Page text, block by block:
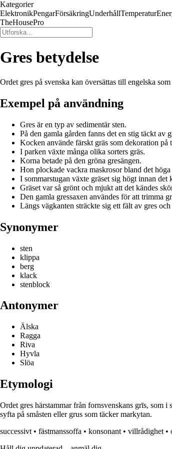
Kategorier
ElektronikPengarFörsäkringUnderhållTemperatur
TheHousePro
Gres betydelse
Ordet gres på svenska kan översättas till engelska
Exempel på användning
Gres är en typ av sedimentär sten.
På den gamla gården fanns det en stig täckt av
Kocken använde färskt gräs som dekoration på
I parken växte många olika sorters gräs.
Korna betade på den gröna gresängen.
Hon plockade vackra maskrosor bland det höga
I sommarstugan växte gräset sig högt innan det
Gräset var så grönt och mjukt att det kändes
Den gamla gressaxen användes för att trimma
Längs vägkanten sträckte sig ett fält av gres
Synonymer
sten
klippa
berg
klack
stenblock
Antonymer
Älska
Ragga
Riva
Hyvla
Slöa
Etymologi
Ordet gres härstammar från fornsvenskans grīs, som
syfta på småsten eller grus som täcker markytan.
successivt • fästmanssoffa • konsonant • villrådighet •